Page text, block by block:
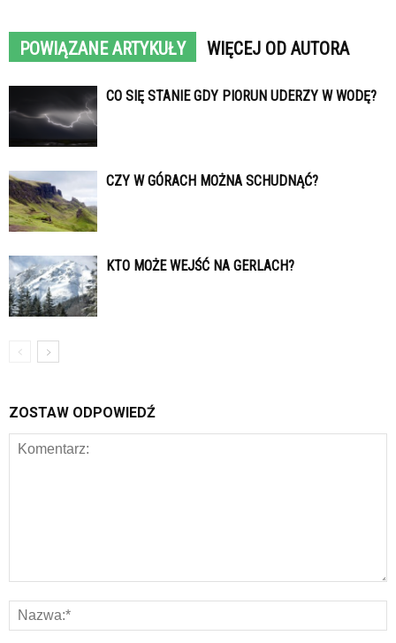
POWIĄZANE ARTYKUŁY WIĘCEJ OD AUTORA
CO SIĘ STANIE GDY PIORUN UDERZY W WODĘ?
CZY W GÓRACH MOŻNA SCHUDNĄĆ?
KTO MOŻE WEJŚĆ NA GERLACH?
ZOSTAW ODPOWIEDŹ